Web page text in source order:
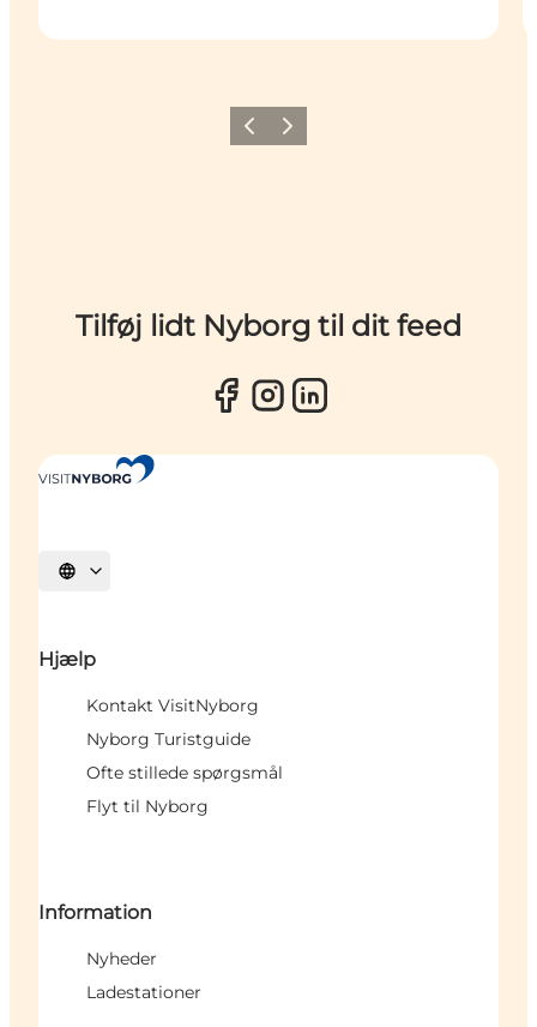
ForrigeNæste
Tilføj lidt Nyborg til dit feed
Vælg sprog
Hjælp
Kontakt VisitNyborg
Nyborg Turistguide
Ofte stillede spørgsmål
Flyt til Nyborg
Information
Nyheder
Ladestationer